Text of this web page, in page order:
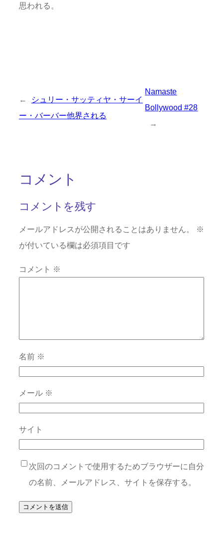
思われる。
←
シュリー・サッティヤ・サーイ
ー・バーバー他界される
Namaste
Bollywood #28
→
コメント
コメントを残す
メールアドレスが公開されることはありません。
※
が付いている欄は必須項目です
コメント ※
名前 ※
メール ※
サイト
次回のコメントで使用するためブラウザーに自分
の名前、メールアドレス、サイトを保存する。